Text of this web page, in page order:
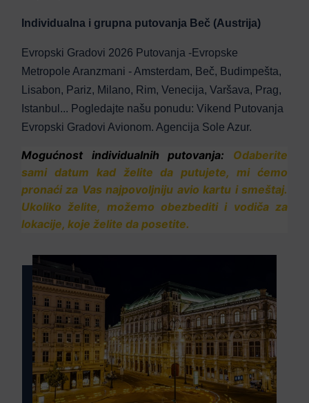
Individualna i grupna putovanja Beč (Austrija)
Evropski Gradovi 2026 Putovanja -Evropske
Metropole Aranzmani - Amsterdam, Beč, Budimpešta,
Lisabon, Pariz, Milano, Rim, Venecija, Varšava, Prag,
Istanbul... Pogledajte našu ponudu: Vikend Putovanja
Evropski Gradovi Avionom. Agencija Sole Azur.
Mogućnost individualnih putovanja: Odaberite
sami datum kad želite da putujete, mi ćemo
pronaći za Vas najpovoljniju avio kartu i smeštaj.
Ukoliko želite, možemo obezbediti i vodiča za
lokacije, koje želite da posetite.